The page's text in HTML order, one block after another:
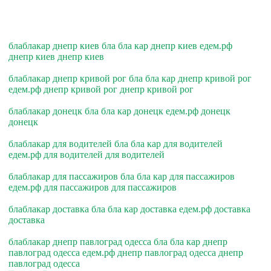
блаблакар днепр киев бла бла кар днепр киев едем.рф
днепр киев днепр киев
блаблакар днепр кривой рог бла бла кар днепр кривой рог
едем.рф днепр кривой рог днепр кривой рог
блаблакар донецк бла бла кар донецк едем.рф донецк
донецк
блаблакар для водителей бла бла кар для водителей
едем.рф для водителей для водителей
блаблакар для пассажиров бла бла кар для пассажиров
едем.рф для пассажиров для пассажиров
блаблакар доставка бла бла кар доставка едем.рф доставка
доставка
блаблакар днепр павлоград одесса бла бла кар днепр
павлоград одесса едем.рф днепр павлоград одесса днепр
павлоград одесса